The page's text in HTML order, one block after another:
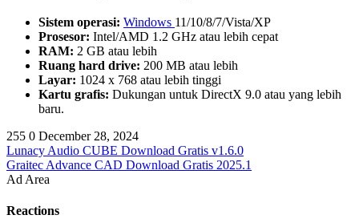
Sistem operasi: Windows 11/10/8/7/Vista/XP
Prosesor: Intel/AMD 1.2 GHz atau lebih cepat
RAM: 2 GB atau lebih
Ruang hard drive: 200 MB atau lebih
Layar: 1024 x 768 atau lebih tinggi
Kartu grafis: Dukungan untuk DirectX 9.0 atau yang lebih
baru.
255 0 December 28, 2024
Lunacy Audio CUBE Download Gratis v1.6.0
Graitec Advance CAD Download Gratis 2025.1
Ad Area
Reactions